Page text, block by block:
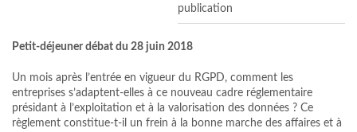
publication
Petit-déjeuner débat du 28 juin 2018
Un mois après l’entrée en vigueur du RGPD, comment les
entreprises s’adaptent-elles à ce nouveau cadre réglementaire
présidant à l’exploitation et à la valorisation des données ? Ce
règlement constitue-t-il un frein à la bonne marche des affaires et à